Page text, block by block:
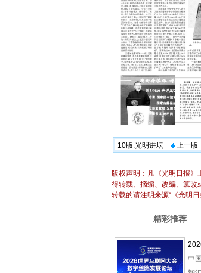
10版:光明讲坛 上一版